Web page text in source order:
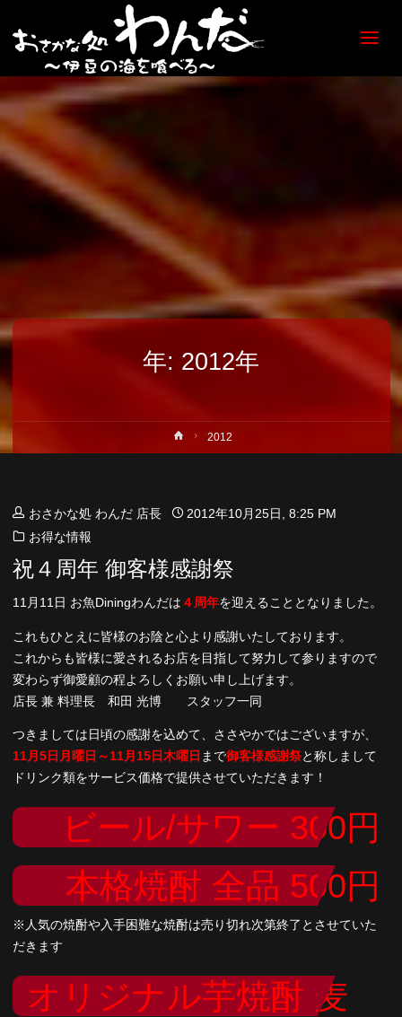
年: 2012年
ホ
ー
2012
おさかな処 わんだ 店長
2012年10月25日, 8:25 PM
お得な情報
祝４周年 御客様感謝祭
11月11日 お魚Diningわんだは ４周年を迎えることとなりました。
これもひとえに皆様のお陰と心より感謝いたしております。
これからも皆様に愛されるお店を目指して努力して参りますので
変わらず御愛顧の程よろしくお願い申し上げます。
店長 兼 料理長 和田 光博 スタッフ一同
つきましては日頃の感謝を込めて、ささやかではございますが、
11月5日月曜日～11月15日木曜日 まで御客様感謝祭と称しまして
ドリンク類をサービス価格で提供させていただきます！
ビール/サワー 300円
本格焼酎 全品 500円
※人気の焼酎や入手困難な焼酎は売り切れ次第終了とさせていた
だきます
オリジナル芋焼酎 麦